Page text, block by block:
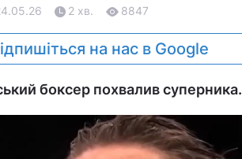
2 хв. 8847
на нас в Google
боксер похвалив суперника.